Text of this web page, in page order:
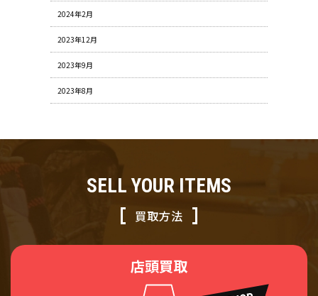
2024年2月
2023年12月
2023年9月
2023年8月
SELL YOUR ITEMS
買取方法
店頭買取